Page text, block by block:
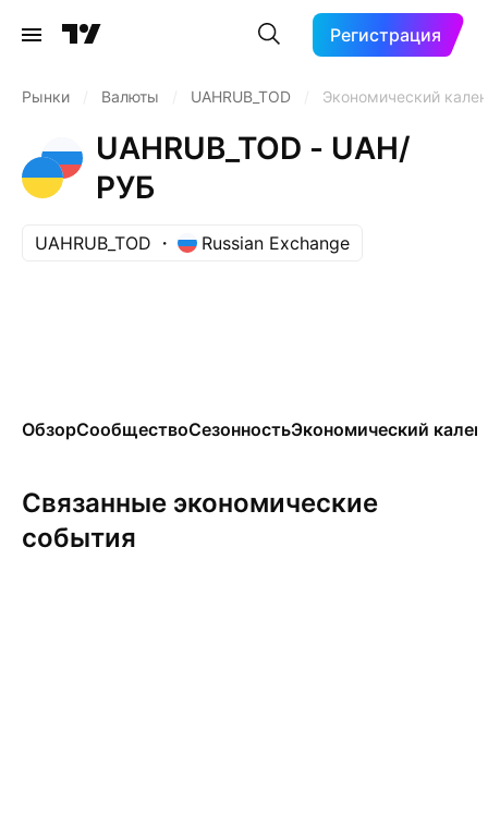
Регистрация
Рынки Валюты UAHRUB_TOD Экономический
UAHRUB_TOD - UAH/
РУБ
UAHRUB_TOD Russian Exchange
ОбзорСообществоСезонностьЭкономический
Связанные экономические
события